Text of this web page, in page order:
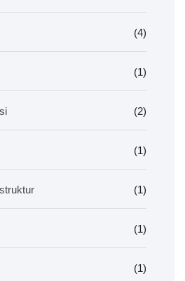
(4)
(1)
(2)
(1)
(1)
(1)
(1)